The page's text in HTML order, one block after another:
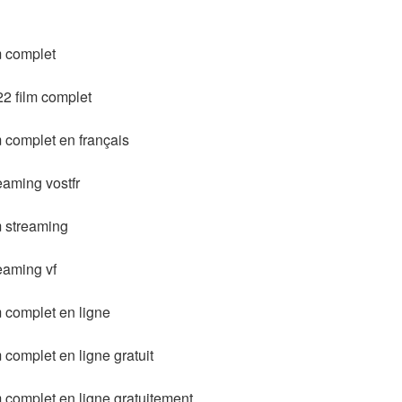
complet
film complet
en français
vostfr
vf
complet en ligne
en ligne gratuit
en ligne gratuitement